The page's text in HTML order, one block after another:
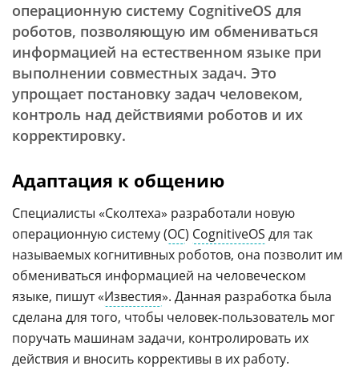
операционную систему CognitiveOS для
роботов, позволяющую им обмениваться
информацией на естественном языке при
выполнении совместных задач. Это
упрощает постановку задач человеком,
контроль над действиями роботов и их
корректировку.
Адаптация к общению
Специалисты «Сколтеха» разработали новую
операционную систему (ОС) CognitiveOS для так
называемых когнитивных роботов, она позволит им
обмениваться информацией на человеческом
языке, пишут «Известия». Данная разработка была
сделана для того, чтобы человек-пользователь мог
поручать машинам задачи, контролировать их
действия и вносить коррективы в их работу.